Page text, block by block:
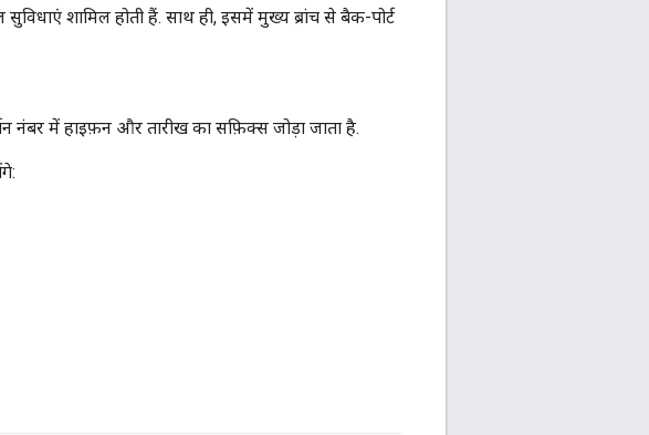
शामिल होती हैं. साथ ही, इसमें मुख्य ब्रांच से बैक-पोर्ट
में हाइफ़न और तारीख का सफ़िक्स जोड़ा जाता है.